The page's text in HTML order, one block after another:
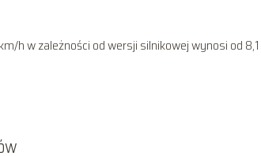
h w zależności od wersji silnikowej wynosi od